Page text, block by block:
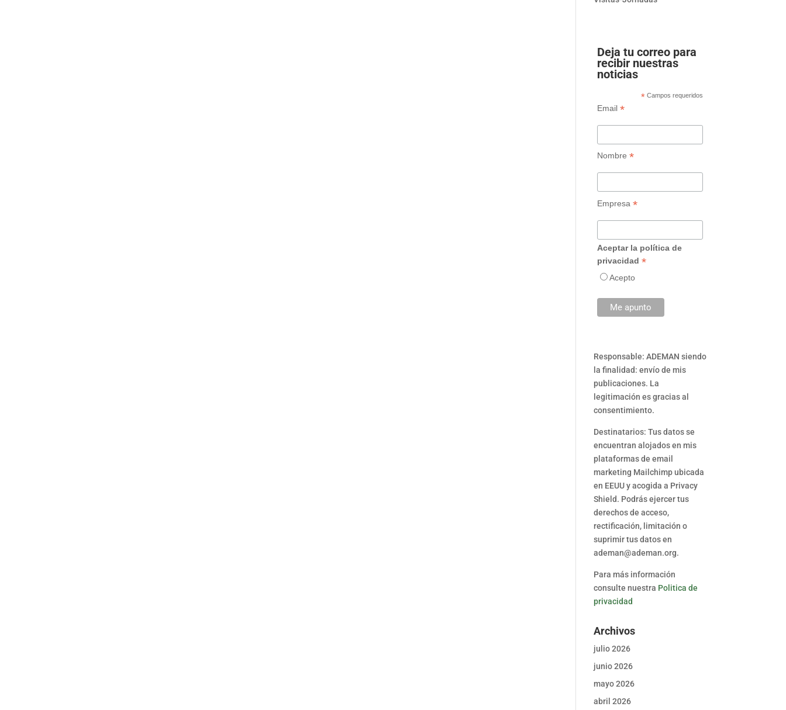
Deja tu correo para
recibir nuestras
noticias
* Campos requeridos
Email *
Nombre *
Empresa *
Aceptar la política de
privacidad *
Acepto
Responsable: ADEMAN siendo
la finalidad: envío de mis
publicaciones. La
legitimación es gracias al
consentimiento.
Destinatarios: Tus datos se
encuentran alojados en mis
plataformas de email
marketing Mailchimp ubicada
en EEUU y acogida a Privacy
Shield. Podrás ejercer tus
derechos de acceso,
rectificación, limitación o
suprimir tus datos en
ademan@ademan.org.
Para más información
consulte nuestra Politica de
privacidad
Archivos
julio 2026
junio 2026
mayo 2026
abril 2026